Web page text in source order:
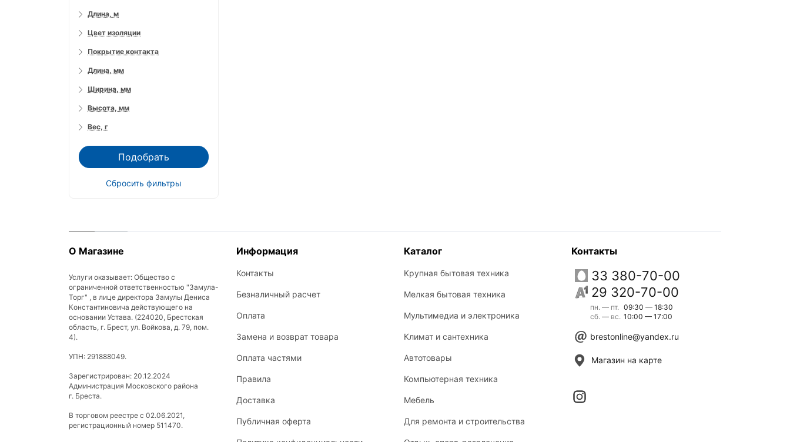
Длина, м
Цвет изоляции
Покрытие контакта
Длина, мм
Ширина, мм
Высота, мм
Вес, г
Подобрать
Сбросить фильтры
О Магазине
Услуги оказывает: Общество с
ограниченной ответственностью "Замула-
Торг" , в лице директора Замулы Дениса
Константиновича действующего на
основании Устава. (224020, Брестская
область, г. Брест, ул. Войкова, д. 79, пом.
4).
УПН: 291888049.
Зарегистрирован: 20.12.2024
Администрация Московского района
г. Бреста.
В торговом реестре с 02.06.2021,
регистрационный номер 511470.
Информация
Контакты
Безналичный расчет
Оплата
Замена и возврат товара
Оплата частями
Правила
Доставка
Публичная оферта
Каталог
Крупная бытовая техника
Мелкая бытовая техника
Мультимедиа и электроника
Климат и сантехника
Автотовары
Компьютерная техника
Мебель
Для ремонта и строительства
Контакты
33 380-70-00
29 320-70-00
пн. — пт.
сб. — вс.
09:30 — 18:30
10:00 — 17:00
brestonline@yandex.ru
Магазин на карте